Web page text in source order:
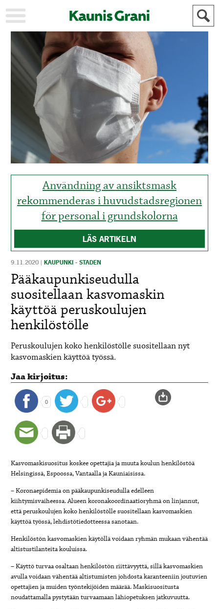
KAUPUNKI
STADEN
AJANKOHTAISTA
AKTUELLT
URHEILU
IDROTT
KULTTUURI
KULTUR
HISTORIA
HISTORIA
YLEINEN
ALLMÄN
MAINOSTAJILLE
FÖR
ANNONSÖRER
Användning av ansiktsmask
rekommenderas i huvudstadsregionen
för personal i grundskolorna
LÄS ARTIKELN
9.11.2020 |KAUPUNKI - STADEN
Pääkaupunkiseudulla
suositellaan kasvomaskin
käyttöä peruskoulujen
henkilöstölle
Peruskoulujen koko henkilöstölle suositellaan nyt
kasvomaskien käyttöä työssä.
Jaa kirjoitus:
0
Kasvomaskisuositus koskee opettajia ja muuta koulun henkilöstöä
Helsingissä, Espoossa, Vantaalla ja Kauniaisissa.
– Koronaepidemia on pääkaupunkiseudulla edelleen
kiihtymisvaiheessa. Alueen koronakoordinaatioryhmä on linjannut,
että peruskoulujen koko henkilöstölle suositellaan kasvomaskien
käyttöä työssä, lehdistötiedotteessa sanotaan.
Henkilöstön kasvomaskien käytöllä voidaan ryhmän mukaan vähentää
altistustilanteita kouluissa.
– Käyttö turvaa osaltaan henkilöstön riittävyyttä, sillä kasvomaskien
avulla voidaan vähentää altistumisten johdosta karanteeniin joutuvien
opettajien ja muiden työntekijöiden määrää. Maskisuositusta
noudattamalla pystytään turvaamaan lähiopetuksen jatkuvuutta.